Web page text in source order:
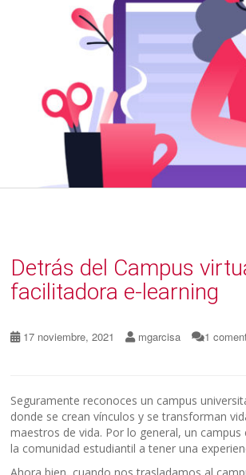
Detrás del Campus
facilitadora e-learning
17 noviembre, 2021 mgarcisa 1
Seguramente reconoces un campus
donde se crean vínculos y se transforman
maestros de vida. Por lo general, un
la comunidad estudiantil a tener una